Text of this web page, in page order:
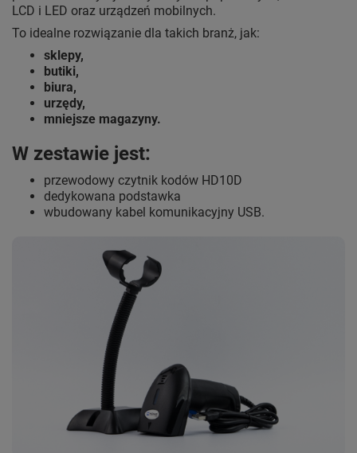
LCD i LED oraz urządzeń mobilnych.
To idealne rozwiązanie dla takich branż, jak:
sklepy,
butiki,
biura,
urzędy,
mniejsze magazyny.
W zestawie jest:
przewodowy czytnik kodów HD10D
dedykowana podstawka
wbudowany kabel komunikacyjny USB.